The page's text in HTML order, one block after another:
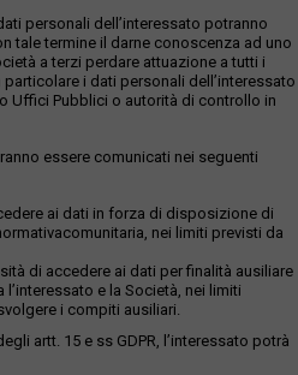
personali dell’interessato potranno
tale termine il darne conoscenza ad uno
a terzi perdare attuazione a tutti i
i dati personali dell’interessato
Uffici Pubblici o autorità di controllo in
essere comunicati nei seguenti
ai dati in forza di disposizione di
nei limiti previsti da
di accedere ai dati per finalità ausiliare
e la Società, nei limiti
i compiti ausiliari.
artt. 15 e ss GDPR, l’interessato potrà